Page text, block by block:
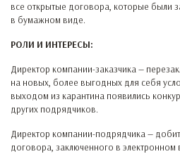
все открытые договора, которые были
в бумажном виде.
РОЛИ И ИНТЕРЕСЫ:
Директор компании-заказчика —
на новых, более выгодных для себя
выходом из карантина появились
других подрядчиков.
Директор компании-подрядчика —
договора, заключенного в электронном